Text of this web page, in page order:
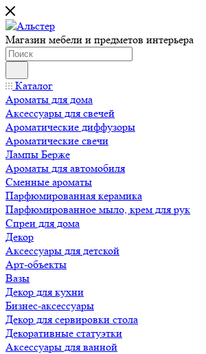
Магазин мебели и предметов интерьера
Каталог
Ароматы для дома
Аксессуары для свечей
Ароматические диффузоры
Ароматические свечи
Лампы Берже
Ароматы для автомобиля
Сменные ароматы
Парфюмированная керамика
Парфюмированное мыло, крем для рук
Спреи для дома
Декор
Аксессуары для детской
Арт-объекты
Вазы
Декор для кухни
Бизнес-аксессуары
Декор для сервировки стола
Декоративные статуэтки
Аксессуары для ванной